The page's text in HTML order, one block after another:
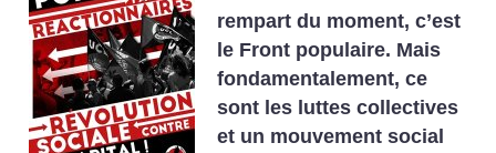
rempart du moment, c’est
le Front populaire. Mais
fondamentalement, ce
sont les luttes collectives
et un mouvement social